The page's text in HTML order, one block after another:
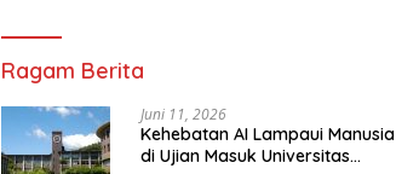
Ragam Berita
Juni 11, 2026
Kehebatan AI Lampaui Manusia
di Ujian Masuk Universitas